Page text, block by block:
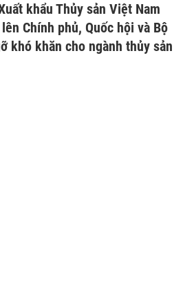
khẩu Thủy sản Việt Nam
Chính phủ, Quốc hội và Bộ
khó khăn cho ngành thủy sản